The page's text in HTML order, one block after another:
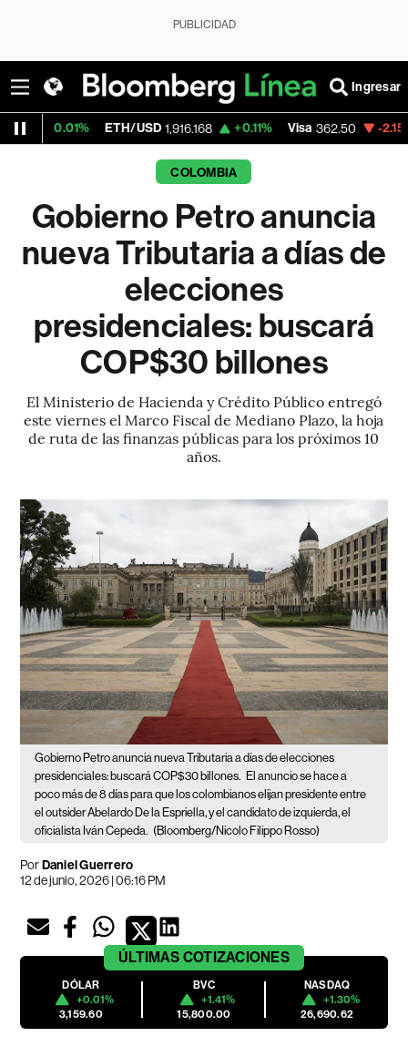
PUBLICIDAD
Ingresar
ETH/USD 1,916.168 +0.11% Visa 362.50 -2.15%
COLOMBIA
Gobierno Petro anuncia
nueva Tributaria a días de
elecciones
presidenciales: buscará
COP$30 billones
El Ministerio de Hacienda y Crédito Público entregó
este viernes el Marco Fiscal de Mediano Plazo, la hoja
de ruta de las finanzas públicas para los próximos 10
años.
Gobierno Petro anuncia nueva Tributaria a días de elecciones
presidenciales: buscará COP$30 billones. El anuncio se hace a
poco más de 8 días para que los colombianos elijan presidente entre
el outsider Abelardo De la Espriella, y el candidato de izquierda, el
oficialista Iván Cepeda. (Bloomberg/Nicolo Filippo Rosso)
PorDaniel Guerrero
12 de junio, 2026 | 06:16 PM
ÚLTIMAS COTIZACIONES
DÓLAR
+0.01%
3,159.60
BVC
+1.41%
15,800.00
NASDAQ
+1.30%
26,690.62